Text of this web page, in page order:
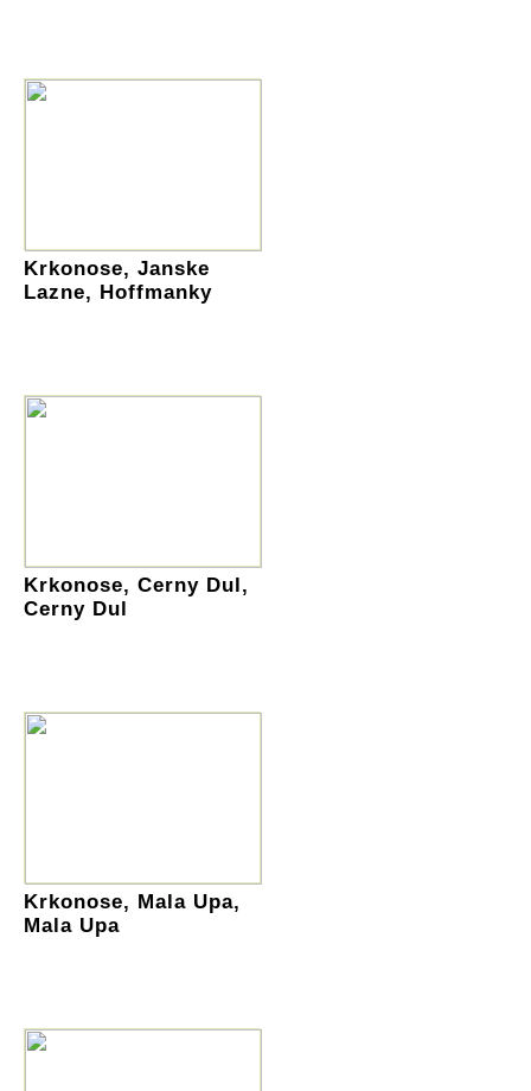
Krkonose, Janske
Lazne, Hoffmanky
Krkonose, Cerny Dul,
Cerny Dul
Krkonose, Mala Upa,
Mala Upa